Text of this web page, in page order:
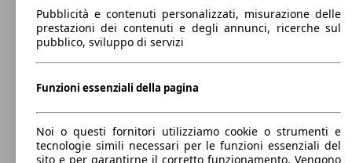
Lunghezza
4600 mm
Altezza
1740 mm
Larghezza
Peso massimo
-
Sedili
5
Carico sul tetto
-
Pubblicità e contenuti personalizzati, misurazione delle
prestazioni dei contenuti e degli annunci, ricerche sul
pubblico, sviluppo di servizi
Funzioni essenziali della pagina
Noi o questi fornitori utilizziamo cookie o strumenti e
tecnologie simili necessari per le funzioni essenziali del
sito e per garantirne il corretto funzionamento. Vengono